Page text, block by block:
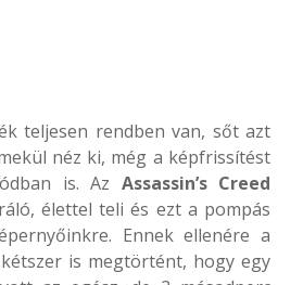
teljesen rendben van, sőt azt
néz ki, még a képfrissítést
is. Az Assassin’s Creed
élettel teli és ezt a pompás
Ennek ellenére a
is megtörtént, hogy egy